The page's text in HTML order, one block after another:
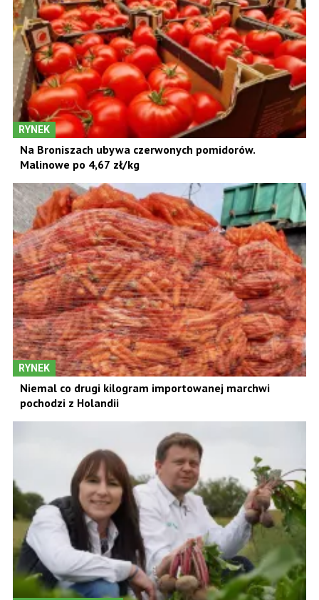
RYNEK
Na Broniszach ubywa czerwonych pomidorów.
Malinowe po 4,67 zł/kg
RYNEK
Niemal co drugi kilogram importowanej marchwi
pochodzi z Holandii